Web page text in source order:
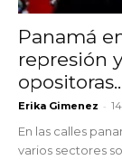
Panamá
represión
Erika Gimenez -
En las calles
varios sectores